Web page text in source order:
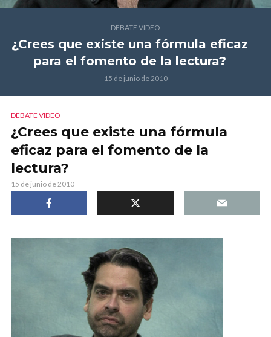
DEBATE VIDEO
¿Crees que existe una fórmula eficaz
para el fomento de la lectura?
15 de junio de 2010
DEBATE VIDEO
¿Crees que existe una fórmula
eficaz para el fomento de la
lectura?
15 de junio de 2010